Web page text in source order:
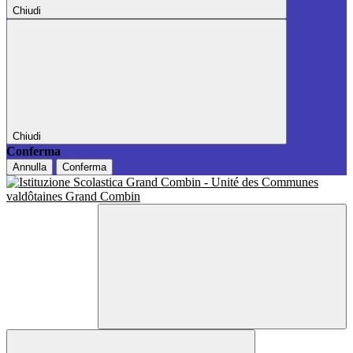
Chiudi
Chiudi
Conferma
Annulla Conferma